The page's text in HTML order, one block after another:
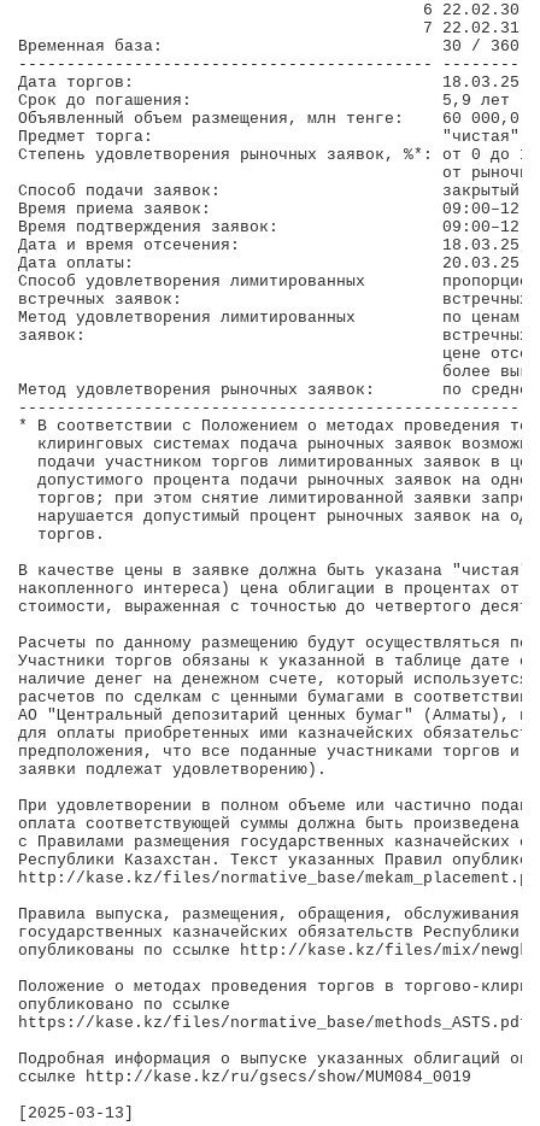
Временная база:
-------------------------------------------
Дата торгов:
Срок до погашения:                          5,9
Объявленный объем размещения, млн
Предмет торга:
Степень удовлетворения рыночных заявок, %*: от 0
от
Способ подачи заявок:
Время приема заявок:
Время подтверждения заявок:
Дата и время отсечения:
Дата оплаты:
Способ удовлетворения лимитированных
встречных заявок:
Метод удовлетворения лимитированных         по
заявок:                                     встречных
цене
более
Метод удовлетворения рыночных заявок:       по
* В соответствии с Положением о методах проведения
клиринговых системах подача рыночных заявок
подачи участником торгов лимитированных заявок в
допустимого процента подачи рыночных заявок на
торгов; при этом снятие лимитированной заявки
нарушается допустимый процент рыночных заявок на
  торгов.
В качестве цены в заявке должна быть указана
накопленного интереса) цена облигации в процентах от
стоимости, выраженная с точностью до четвертого
Расчеты по данному размещению будут осуществляться
Участники торгов обязаны к указанной в таблице дате
наличие денег на денежном счете, который
расчетов по сделкам с ценными бумагами в
АО "Центральный депозитарий ценных бумаг" (Алматы),
для оплаты приобретенных ими казначейских
предположения, что все поданные участниками торгов и
заявки подлежат удовлетворению).
При удовлетворении в полном объеме или частично
оплата соответствующей суммы должна быть произведена
с Правилами размещения государственных казначейских
Республики Казахстан. Текст указанных Правил
http://kase.kz/files/normative_base/
Правила выпуска, размещения, обращения, обслуживания
государственных казначейских обязательств Республики
опубликованы по ссылке http://kase.kz/files/mix/
Положение о методах проведения торгов в торгово-
опубликовано по ссылке
https://kase.kz/files/normative_base/methods_ASTS.pdf
Подробная информация о выпуске указанных облигаций
ссылке http://kase.kz/ru/gsecs/show/MUM084_0019
[2025-03-13]